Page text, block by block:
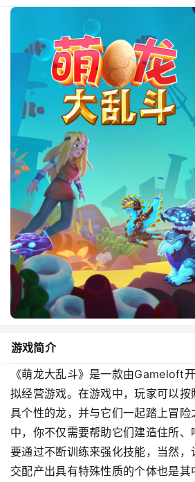
游戏简介
《萌龙大乱斗》是一款由Gameloft
拟经营游戏。在游戏中，玩家可以
具个性的龙，并与它们一起踏上冒险
中，你不仅需要帮助它们建造住所
要通过不断训练来强化技能，当然，
交配产出具有特殊性质的个体也是